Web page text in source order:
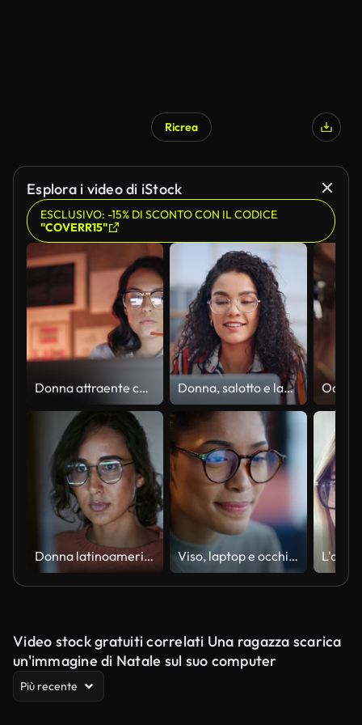
Ricrea
Esplora i video di iStock
ESCLUSIVO: -15% DI SCONTO CON IL CODICE
"COVERR15"
Donna attraente che lavora sul laptop a tarda notte Donna, salotto e laptop in casa per il lavoro a distanza, blog creativo o ricerca online. Persona femminile, libera professionista e sorriso con tecnologia per internet, networking e comunicazione in casa
Donna latinoamericana ispanica, sviluppatore di software che utilizza il computer nell'ufficio di casa, lavora sulla codifica del programma di notte. Tecnologia di sviluppo del linguaggio di programmazione, lavoro freelance dal concetto di sede Viso, laptop e occhiali con una programmatrice che lavora online per codificare una pagina web per la sicurezza informatica. Computer, software e occhiali con una giovane sviluppatrice che controlla il suo codice per completare il lavoro
Video stock gratuiti correlati Una ragazza scarica
un'immagine di Natale sul suo computer
Più recente